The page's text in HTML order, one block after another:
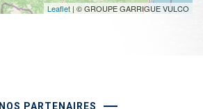
Leaflet | © GROUPE GARRIGUE VULCO
NOS PARTENAIRES